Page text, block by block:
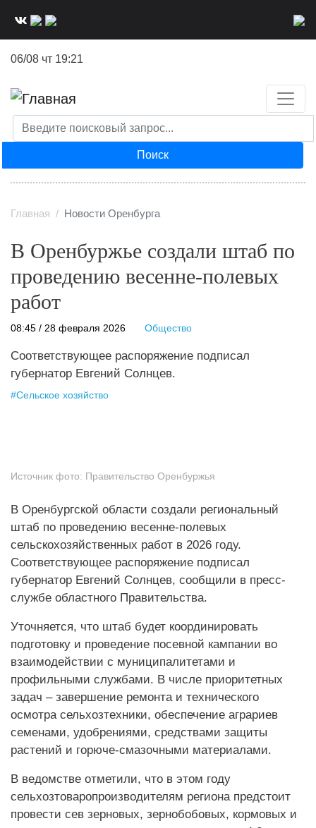
06/08 чт 19:21
Поиск
Главная Новости Оренбурга
В Оренбуржье создали штаб по
проведению весенне-полевых
работ
08:45 / 28 февраля 2026 Общество
Соответствующее распоряжение подписал
губернатор Евгений Солнцев.
#Сельское хозяйство
Источник фото: Правительство Оренбуржья
В Оренбургской области создали региональный
штаб по проведению весенне-полевых
сельскохозяйственных работ в 2026 году.
Соответствующее распоряжение подписал
губернатор Евгений Солнцев, сообщили в пресс-
службе областного Правительства.
Уточняется, что штаб будет координировать
подготовку и проведение посевной кампании во
взаимодействии с муниципалитетами и
профильными службами. В числе приоритетных
задач – завершение ремонта и технического
осмотра сельхозтехники, обеспечение аграриев
семенами, удобрениями, средствами защиты
растений и горюче-смазочными материалами.
В ведомстве отметили, что в этом году
сельхозтоваропроизводителям региона предстоит
провести сев зерновых, зернобобовых, кормовых и